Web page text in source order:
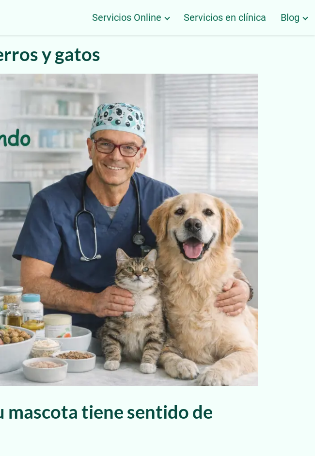
Servicios Online Servicios en clínica Blog
y gatos
mascota tiene sentido de